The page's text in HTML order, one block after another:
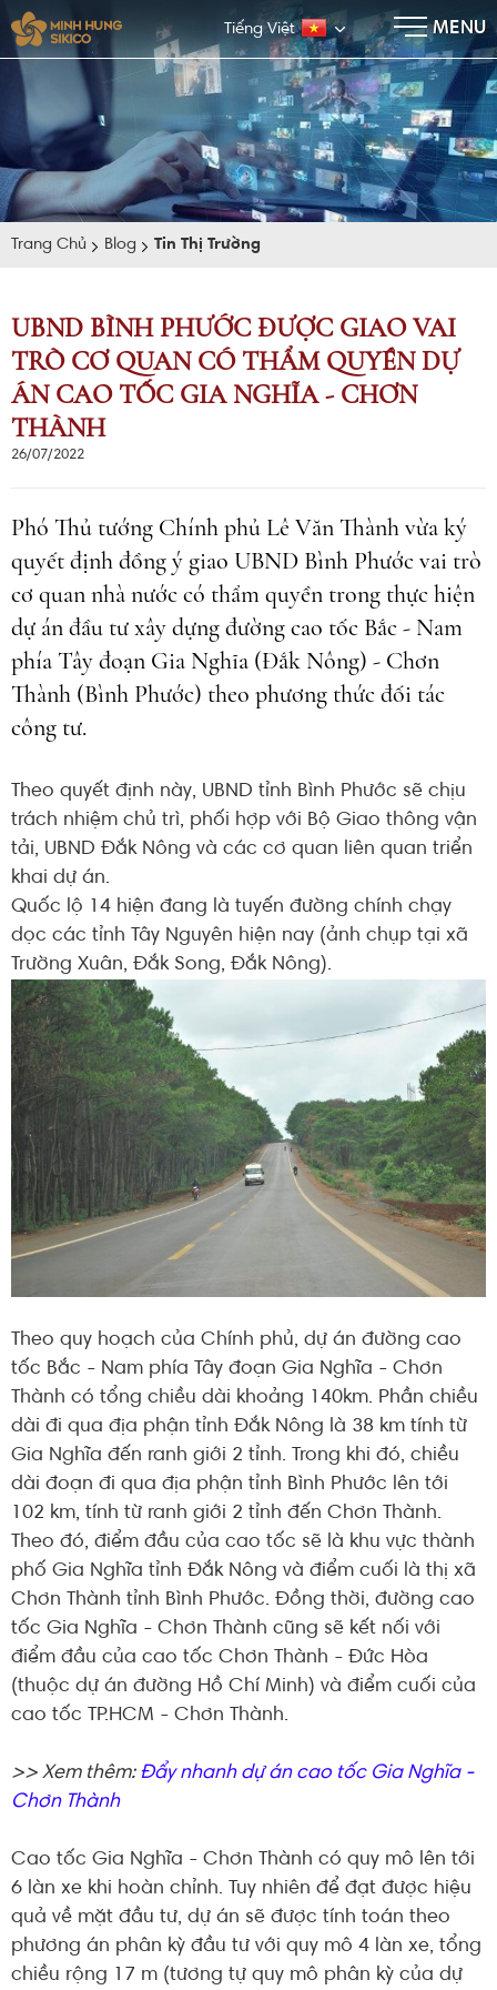
Tiếng Việt MENU
×
E-BROCHURE
Trang Chủ Blog Tin Thị Trường
UBND BÌNH PHƯỚC ĐƯỢC GIAO VAI
TRÒ CƠ QUAN CÓ THẨM QUYỀN DỰ
ÁN CAO TỐC GIA NGHĨA - CHƠN
THÀNH
26/07/2022
Phó Thủ tướng Chính phủ Lê Văn Thành vừa ký
quyết định đồng ý giao UBND Bình Phước vai trò
cơ quan nhà nước có thẩm quyền trong thực hiện
dự án đầu tư xây dựng đường cao tốc Bắc - Nam
phía Tây đoạn Gia Nghĩa (Đắk Nông) - Chơn
Thành (Bình Phước) theo phương thức đối tác
công tư.
Theo quyết định này, UBND tỉnh Bình Phước sẽ chịu
trách nhiệm chủ trì, phối hợp với Bộ Giao thông vận
tải, UBND Đắk Nông và các cơ quan liên quan triển
khai dự án.
Quốc lộ 14 hiện đang là tuyến đường chính chạy
dọc các tỉnh Tây Nguyên hiện nay (ảnh chụp tại xã
Trường Xuân, Đắk Song, Đắk Nông).
Theo quy hoạch của Chính phủ, dự án đường cao
tốc Bắc - Nam phía Tây đoạn Gia Nghĩa - Chơn
Thành có tổng chiều dài khoảng 140km. Phần chiều
dài đi qua địa phận tỉnh Đắk Nông là 38 km tính từ
Gia Nghĩa đến ranh giới 2 tỉnh. Trong khi đó, chiều
dài đoạn đi qua địa phận tỉnh Bình Phước lên tới
102 km, tính từ ranh giới 2 tỉnh đến Chơn Thành.
Theo đó, điểm đầu của cao tốc sẽ là khu vực thành
phố Gia Nghĩa tỉnh Đắk Nông và điểm cuối là thị xã
Chơn Thành tỉnh Bình Phước. Đồng thời, đường cao
tốc Gia Nghĩa - Chơn Thành cũng sẽ kết nối với
điểm đầu của cao tốc Chơn Thành - Đức Hòa
(thuộc dự án đường Hồ Chí Minh) và điểm cuối của
cao tốc TP.HCM - Chơn Thành.
>> Xem thêm: Đẩy nhanh dự án cao tốc Gia Nghĩa -
Chơn Thành
Cao tốc Gia Nghĩa - Chơn Thành có quy mô lên tới
6 làn xe khi hoàn chỉnh. Tuy nhiên để đạt được hiệu
quả về mặt đầu tư, dự án sẽ được tính toán theo
phương án phân kỳ đầu tư với quy mô 4 làn xe, tổng
chiều rộng 17 m (tương tự quy mô phân kỳ của dự